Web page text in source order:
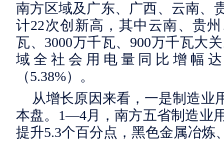
南方区域及广东、广西、云南、
计22次创新高，其中云南、贵
瓦、3000万千瓦、900万千瓦大
域全社会用电量同比增幅
（5.38%）。
从增长原因来看，一是制造业
本盘。1—4月，南方五省制造业
提升5.3个百分点，黑色金属冶